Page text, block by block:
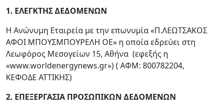
1. ΕΛΕΓΚΤΗΣ ΔΕΔΟΜΕΝΩΝ
Η Ανώνυμη Εταιρεία με την επωνυμία «Π.ΛΕΩΤΣΑΚΟΣ
ΑΦΟΙ ΜΠΟΥΣΜΠΟΥΡΕΛΗ ΟΕ» η οποία εδρεύει στη
Λεωφόρος Μεσογείων 15, Αθήνα (εφεξής η
«www.worldenergynews.gr») ( ΑΦΜ: 800782204,
ΚΕΦΟΔΕ ΑΤΤΙΚΗΣ)
2. ΕΠΕΞΕΡΓΑΣΙΑ ΠΡΟΣΩΠΙΚΩΝ ΔΕΔΟΜΕΝΩΝ